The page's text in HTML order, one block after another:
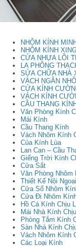
NHÔM KÍNH
NHÔM KÍNH
CỬA NHỰA LÕI
LA PHÔNG
SỬA CHỮA NHÀ
VÁCH NGĂN
CỬA KÍNH
VÁCH KÍNH
CẦU THANG
Văn Phòng Kính
Mái Kính
Cầu Thang Kính
Vách Nhôm Kính
Của Kính Lùa
Lan Can – Cầu
Giếng Trời Kính
Cửa Sắt
Văn Phòng Nhôm
Thiết Kế Nội
Cửa Sổ Nhôm
Cửa Đi Nhôm
Hồ Cá Kính Chịu
Mái Nhà Kính
Phòng Tắm Kính
Sàn Nhà Kính
Vách Nhôm Kính
Các Loại Kính